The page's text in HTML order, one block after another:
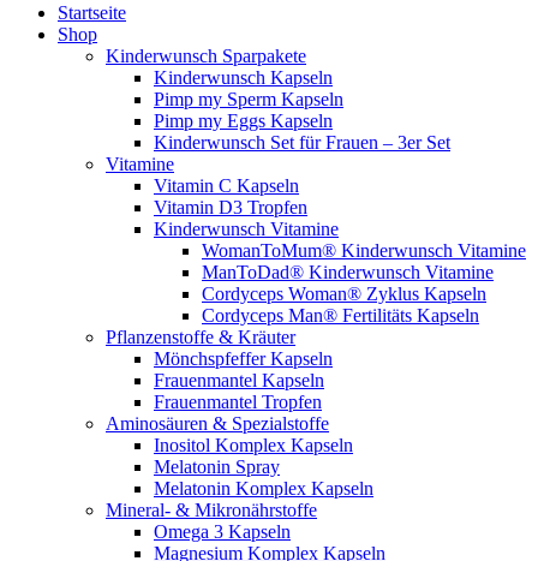
Startseite
Shop
Kinderwunsch Sparpakete
Kinderwunsch Kapseln
Pimp my Sperm Kapseln
Pimp my Eggs Kapseln
Kinderwunsch Set für Frauen – 3er Set
Vitamine
Vitamin C Kapseln
Vitamin D3 Tropfen
Kinderwunsch Vitamine
WomanToMum® Kinderwunsch Vitamine
ManToDad® Kinderwunsch Vitamine
Cordyceps Woman® Zyklus Kapseln
Cordyceps Man® Fertilitäts Kapseln
Pflanzenstoffe & Kräuter
Mönchspfeffer Kapseln
Frauenmantel Kapseln
Frauenmantel Tropfen
Aminosäuren & Spezialstoffe
Inositol Komplex Kapseln
Melatonin Spray
Melatonin Komplex Kapseln
Mineral- & Mikronährstoffe
Omega 3 Kapseln
Magnesium Komplex Kapseln